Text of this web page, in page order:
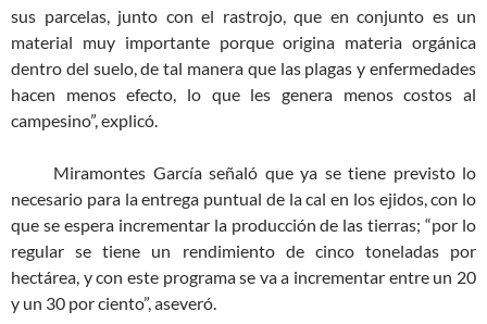
sus parcelas, junto con el rastrojo, que en conjunto es un
material muy importante porque origina materia orgánica
dentro del suelo, de tal manera que las plagas y enfermedades
hacen menos efecto, lo que les genera menos costos al
campesino”, explicó.
Miramontes García señaló que ya se tiene previsto lo
necesario para la entrega puntual de la cal en los ejidos, con lo
que se espera incrementar la producción de las tierras; “por lo
regular se tiene un rendimiento de cinco toneladas por
hectárea, y con este programa se va a incrementar entre un 20
y un 30 por ciento”, aseveró.